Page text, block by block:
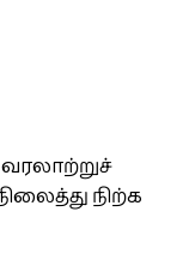
நிற்க